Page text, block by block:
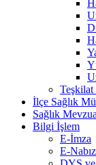
Teşkilat
İlçe Sağlık
Sağlık
Bilgi İşlem
E-İmza
E-